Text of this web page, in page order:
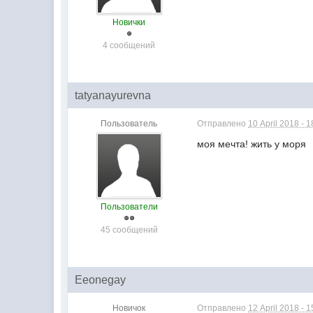
Новички
4 сообщений
tatyanayurevna
Пользователь
Пользователи
45 сообщений
Отправлено 10 April 2018 -
моя мечта! жить у моря
Eeonegay
Новичок Отправлено 12 April 2018 -